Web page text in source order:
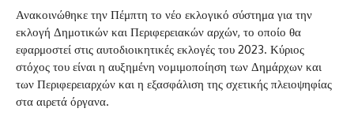
Ανακοινώθηκε την Πέμπτη το νέο εκλογικό σύστημα για την
εκλογή Δημοτικών και Περιφερειακών αρχών, το οποίο θα
εφαρμοστεί στις αυτοδιοικητικές εκλογές του 2023. Κύριος
στόχος του είναι η αυξημένη νομιμοποίηση των Δημάρχων και
των Περιφερειαρχών και η εξασφάλιση της σχετικής πλειοψηφίας
στα αιρετά όργανα.